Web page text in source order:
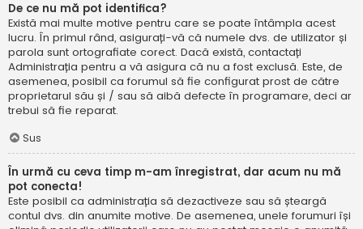
De ce nu mă pot identifica?
Există mai multe motive pentru care se poate întâmpla acest
lucru. În primul rând, asigurați-vă că numele dvs. de utilizator și
parola sunt ortografiate corect. Dacă există, contactați
Administrația pentru a vă asigura că nu a fost exclusă. Este, de
asemenea, posibil ca forumul să fie configurat prost de către
proprietarul său și / sau să aibă defecte în programare, deci ar
trebui să fie reparat.
Sus
În urmă cu ceva timp m-am înregistrat, dar acum nu mă
pot conecta!
Este posibil ca administrația să dezactiveze sau să șteargă
contul dvs. din anumite motive. De asemenea, unele forumuri își